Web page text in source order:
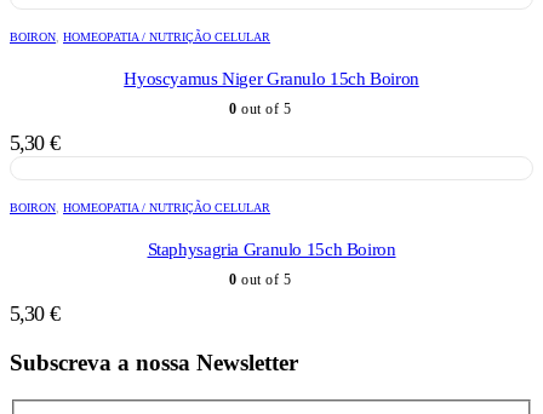
BOIRON, HOMEOPATIA / NUTRIÇÃO CELULAR
Hyoscyamus Niger Granulo 15ch Boiron
0 out of 5
5,30 €
BOIRON, HOMEOPATIA / NUTRIÇÃO CELULAR
Staphysagria Granulo 15ch Boiron
0 out of 5
5,30 €
Subscreva a nossa Newsletter